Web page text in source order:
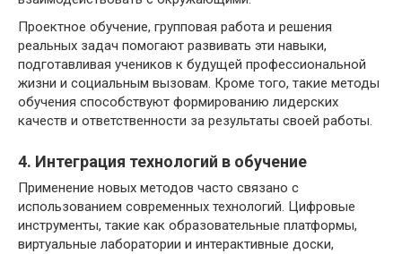
Проектное обучение, групповая работа и решения
реальных задач помогают развивать эти навыки,
подготавливая учеников к будущей профессиональной
жизни и социальным вызовам. Кроме того, такие методы
обучения способствуют формированию лидерских
качеств и ответственности за результаты своей работы.
4. Интеграция технологий в обучение
Применение новых методов часто связано с
использованием современных технологий. Цифровые
инструменты, такие как образовательные платформы,
виртуальные лаборатории и интерактивные доски,